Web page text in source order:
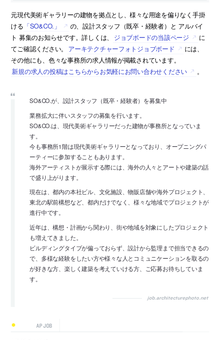
元現代美術ギャラリーの建物を拠点とし、様々な用途を偏りなく手掛
ける 「SO&CO.」
の、設計スタッフ（既卒・経験者）と アルバイ
ト 募集のお知らせです。詳しくは、
ジョブボードの当該ページ
に
てご確認ください。
アーキテクチャーフォトジョブボード
には、
その他にも、色々な事務所の求人情報が掲載されています。
新規の求人の投稿はこちらからお気軽にお問い合わせください
。
SO&CO.が、設計スタッフ（既卒・経験者）を募集中
業務拡大に伴いスタッフの募集を行います。
SO&CO.は、現代美術ギャラリーだった建物が事務所となっていま
す。
今も事務所1階は現代美術ギャラリーとなっており、オープニングパ
ーティーに参加することもあります。
海外アーティストが展示する際には、海外の人々とアートや建築の話
で盛り上がります。
現在は、都内の本社ビル、文化施設、物販店舗や海外プロジェクト、
東北の駅前構想など、都内だけでなく、様々な地域でプロジェクトが
進行中です。
近年は、構想・計画から関わり、街や地域を対象にしたプロジェクト
も増えてきました。
ビルディングタイプが偏っておらず、設計から監理まで担当できるの
で、多様な経験をしたい方や様々な人とコミュニケーションを取るの
が好きな方、楽しく建築を考えていける方、ご応募お待ちしていま
す。
job.architecturephoto.net
AP JOB